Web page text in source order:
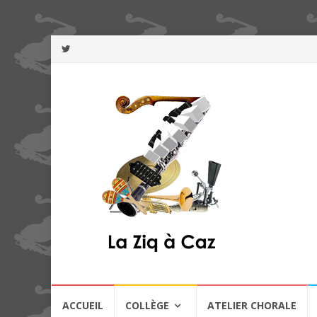
ACCUEIL COLLÈGE ATELIER CHORALE